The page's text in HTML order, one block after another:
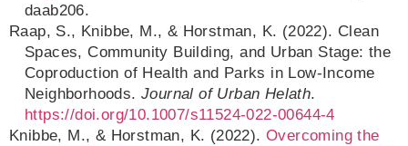
daab206.
Raap, S., Knibbe, M., & Horstman, K. (2022). Clean
Spaces, Community Building, and Urban Stage: the
Coproduction of Health and Parks in Low-Income
Neighborhoods.Journal of Urban Helath.
https://doi.org/10.1007/s11524-022-00644-4
Knibbe, M., & Horstman, K. (2022). Overcoming the